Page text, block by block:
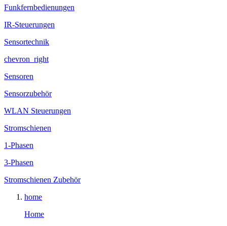
Funkfernbedienungen
IR-Steuerungen
Sensortechnik
chevron_right
Sensoren
Sensorzubehör
WLAN Steuerungen
Stromschienen
1-Phasen
3-Phasen
Stromschienen Zubehör
home
Home